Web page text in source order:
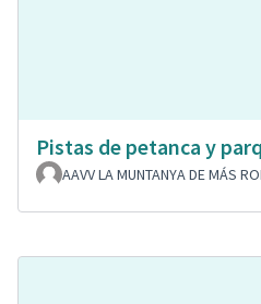
Pistas de petanca y
AAVV LA MUNTANYA DE MÁS